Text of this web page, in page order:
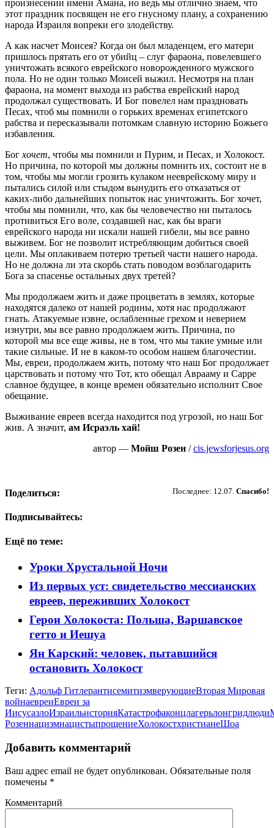
произнесении имени Амана, но ведь мы отлично знаем, что
этот праздник посвящен не его гнусному плану, а сохранению
народа Израиля вопреки его злодейству.
А как насчет Моисея? Когда он был младенцем, его матери
пришлось прятать его от убийц – слуг фараона, повелевшего
уничтожать всякого еврейского новорожденного мужского
пола. Но не один только Моисей выжил. Несмотря на план
фараона, на момент выхода из рабства еврейский народ
продолжал существовать. И Бог повелел нам праздновать
Песах, чтоб мы помнили о горьких временах египетского
рабства и пересказывали потомкам славную историю Божьего
избавления.
Бог хочет, чтобы мы помнили и Пурим, и Песах, и Холокост.
Но причина, по которой мы должны помнить их, состоит не в
том, чтобы мы могли грозить кулаком нееврейскому миру и
пытались силой или стыдом вынудить его отказаться от
каких-либо дальнейших попыток нас уничтожить. Бог хочет,
чтобы мы помнили, что, как бы человечество ни пыталось
противиться Его воле, создавшей нас, как бы враги
еврейского народа ни искали нашей гибели, мы все равно
выживем. Бог не позволит истребляющим добиться своей
цели. Мы оплакиваем потерю третьей части нашего народа.
Но не должна ли эта скорбь стать поводом возблагодарить
Бога за спасенье остальных двух третей?
Мы продолжаем жить и даже процветать в землях, которые
находятся далеко от нашей родины, хотя нас продолжают
гнать. Атакуемые извне, ослабленные грехом и неверием
изнутри, мы все равно продолжаем жить. Причина, по
которой мы все еще живы, не в том, что мы такие умные или
такие сильные. И не в каком-то особом нашем благочестии.
Мы, евреи, продолжаем жить, потому что наш Бог продолжает
царствовать и потому что Тот, кто обещал Аврааму и Сарре
славное будущее, в конце времен обязательно исполнит Свое
обещание.
Выживание евреев всегда находится под угрозой, но наш Бог
жив. А значит, ам Исраэль хай!
автор — Мойш Розен /cis.jewsforjesus.org
Последнее: 12.07. Спасибо!
Поделиться:
Подписывайтесь:
Ещё по теме:
Уроки Хрустальной Ночи
Из первых уст: свидетельство мессианских
евреев, переживших Холокост
Герои Холокоста: Польша, Варшавское
гетто и Иешуа
Ян Карский: человек, пытавшийся
остановить Холокост
Теги: Адольф ГитлерантисемитизмверующиеВторая Мировая
войнаевреиЕвреи за
ИисусазлоИзраильисторияКатастрофаконцлагерьлонгридлюди
РозеннацизмнацистыпрощениеХолокостхристианеШоа
Добавить комментарий
Ваш адрес email не будет опубликован. Обязательные поля
помечены *
Комментарий